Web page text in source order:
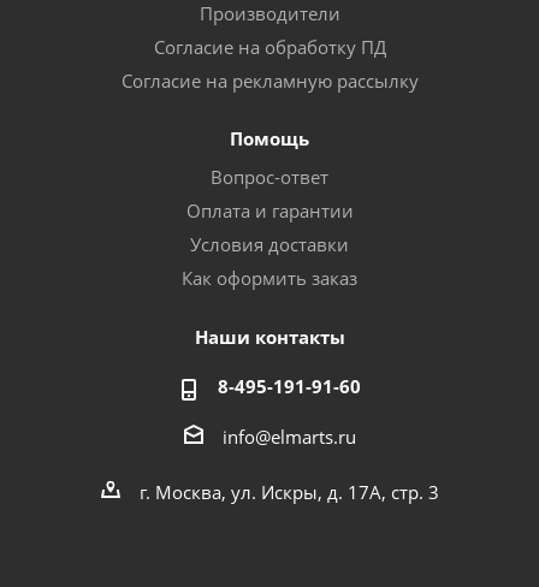
Производители
Согласие на обработку ПД
Согласие на рекламную рассылку
Помощь
Вопрос-ответ
Оплата и гарантии
Условия доставки
Как оформить заказ
Наши контакты
8-495-191-91-60
info@elmarts.ru
г. Москва, ул. Искры, д. 17А, стр. 3